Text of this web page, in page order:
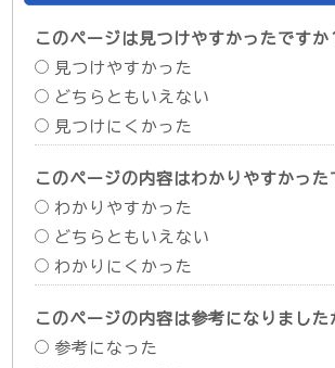
このページは見つけやすかったですか
見つけやすかった
どちらともいえない
見つけにくかった
このページの内容はわかりやすかった
わかりやすかった
どちらともいえない
わかりにくかった
このページの内容は参考になりました
参考になった